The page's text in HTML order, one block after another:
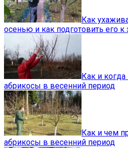
Как
осенью и как подготовить его
Как и
абрикосы в весенний период
Как и чем
абрикосы в весенний период